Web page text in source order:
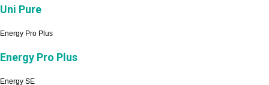
Uni Pure
Energy Pro Plus
Energy Pro Plus
Energy SE